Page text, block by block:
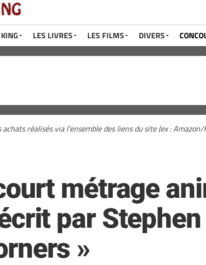
LES LIVRES LES FILMS DIVERS
achats réalisés via l'ensemble des liens du site (ex :
métrage
par
»